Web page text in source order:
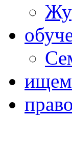
ищем